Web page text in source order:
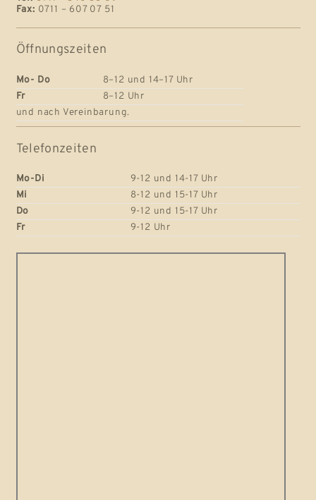
Fax: 0711 – 607 07 51
Öffnungszeiten
Mo- Do
8–12 und 14–17 Uhr
Fr
8–12 Uhr
und nach Vereinbarung.
Telefonzeiten
Mo-Di
9-12 und 14-17 Uhr
Mi
8-12 und 15-17 Uhr
Do
9-12 und 15-17 Uhr
Fr
9-12 Uhr